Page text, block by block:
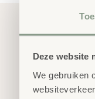
Deze website
We gebruiken